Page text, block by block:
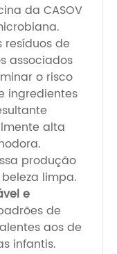
da CASOV
resíduos de
associados
o risco
ingredientes
alta
produção
limpa.
e
de
aos de
infantis.